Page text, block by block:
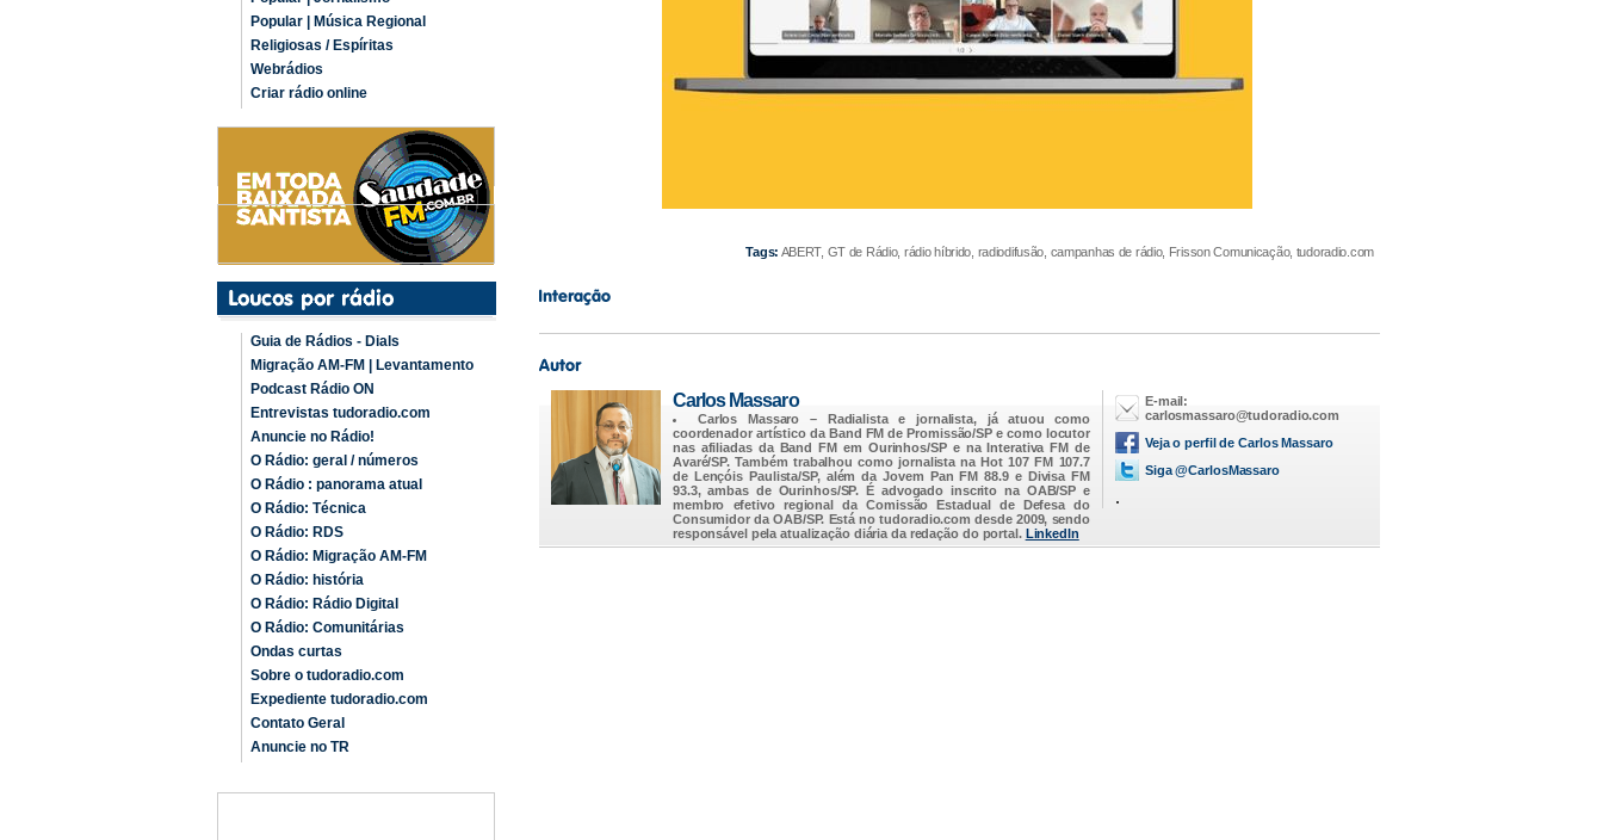
Popular | Música Regional
Religiosas / Espíritas
Webrádios
Criar rádio online
Guia de Rádios - Dials
Migração AM-FM | Levantamento
Podcast Rádio ON
Entrevistas tudoradio.com
Anuncie no Rádio!
O Rádio: geral / números
O Rádio : panorama atual
O Rádio: Técnica
O Rádio: RDS
O Rádio: Migração AM-FM
O Rádio: história
O Rádio: Rádio Digital
O Rádio: Comunitárias
Ondas curtas
Sobre o tudoradio.com
Expediente tudoradio.com
Contato Geral
Anuncie no TR
Tags: ABERT, GT de Rádio, rádio híbrido, radiodifusão, campanhas de rádio, Frisson Comunicação, tudoradio.com
Carlos Massaro
Carlos Massaro – Radialista e jornalista, já atuou como
coordenador artístico da Band FM de Promissão/SP e como locutor
nas afiliadas da Band FM em Ourinhos/SP e na Interativa FM de
Avaré/SP. Também trabalhou como jornalista na Hot 107 FM 107.7
de Lençóis Paulista/SP, além da Jovem Pan FM 88.9 e Divisa FM
93.3, ambas de Ourinhos/SP. É advogado inscrito na OAB/SP e
membro efetivo regional da Comissão Estadual de Defesa do
Consumidor da OAB/SP. Está notudoradio.com desde 2009, sendo
responsável pela atualização diária da redação do portal. LinkedIn
E-mail:
carlosmassaro@tudoradio.com
Veja o perfil de Carlos Massaro
Siga @CarlosMassaro
.